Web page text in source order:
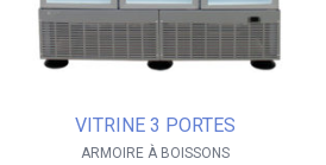
VITRINE 3 PORTES
ARMOIRE À BOISSONS